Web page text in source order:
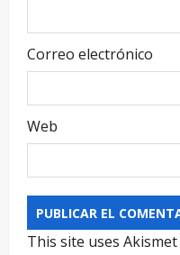
Correo electrónico
Web
This site uses